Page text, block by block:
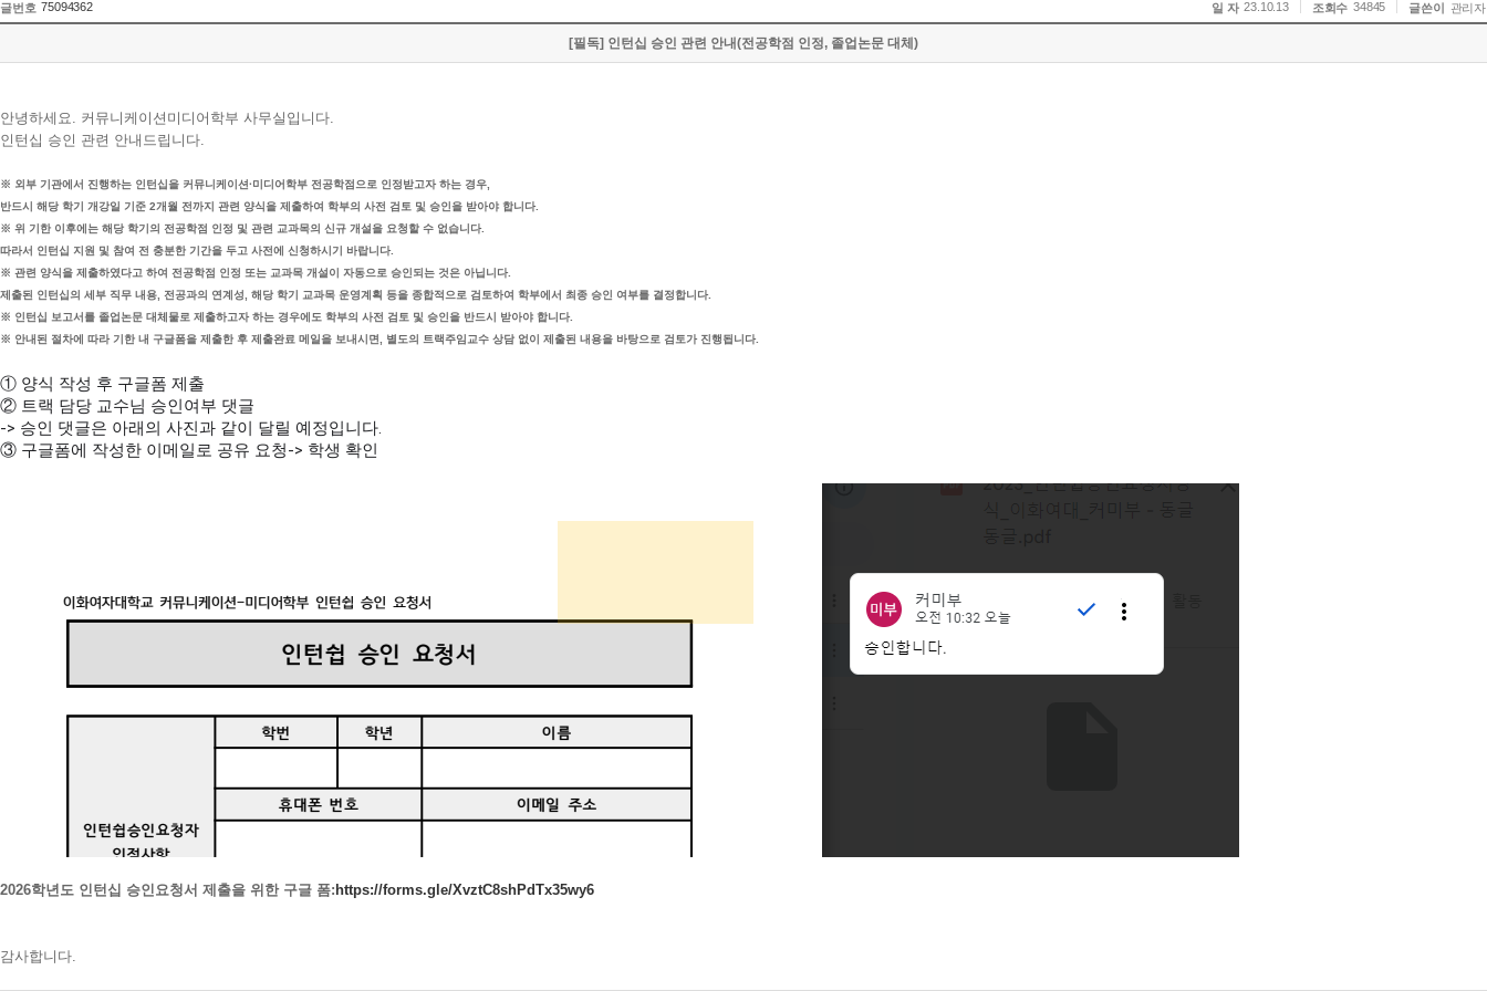
글번호 75094362 일 자 23.10.13 조회수 34845 글쓴이 관리자
[필독] 인턴십 승인 관련 안내(전공학점 인정, 졸업논문 대체)
안녕하세요. 커뮤니케이션미디어학부 사무실입니다.
인턴십 승인 관련 안내드립니다.
※ 외부 기관에서 진행하는 인턴십을 커뮤니케이션·미디어학부 전공학점으로 인정받고자 하는 경우,
반드시 해당 학기 개강일 기준 2개월 전까지 관련 양식을 제출하여 학부의 사전 검토 및 승인을 받아야 합니다.
※ 위 기한 이후에는 해당 학기의 전공학점 인정 및 관련 교과목의 신규 개설을 요청할 수 없습니다.
따라서 인턴십 지원 및 참여 전 충분한 기간을 두고 사전에 신청하시기 바랍니다.
※ 관련 양식을 제출하였다고 하여 전공학점 인정 또는 교과목 개설이 자동으로 승인되는 것은 아닙니다.
제출된 인턴십의 세부 직무 내용, 전공과의 연계성, 해당 학기 교과목 운영계획 등을 종합적으로 검토하여 학부에서 최종 승인 여부를 결정합니다.
※ 인턴십 보고서를 졸업논문 대체물로 제출하고자 하는 경우에도 학부의 사전 검토 및 승인을 반드시 받아야 합니다.
※ 안내된 절차에 따라 기한 내 구글폼을 제출한 후 제출완료 메일을 보내시면, 별도의 트랙주임교수 상담 없이 제출된 내용을 바탕으로 검토가 진행됩니다.
① 양식 작성 후 구글폼 제출
② 트랙 담당 교수님 승인여부 댓글
-> 승인 댓글은 아래의 사진과 같이 달릴 예정입니다.
③ 구글폼에 작성한 이메일로 공유 요청-> 학생 확인
2026학년도 인턴십 승인요청서 제출을 위한 구글 폼: https://forms.gle/XvztC8shPdTx35wy6
감사합니다.